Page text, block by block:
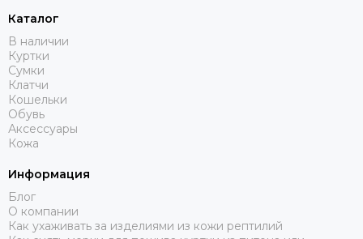
Каталог
В наличии
Куртки
Сумки
Клатчи
Кошельки
Обувь
Аксессуары
Кожа
Информация
Блог
О компании
Как ухаживать за изделиями из кожи рептилий